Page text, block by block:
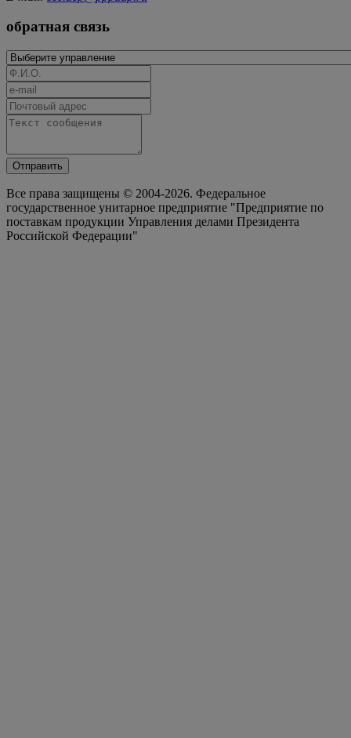
обратная связь
Отправить
Все права защищены © 2004-2026. Федеральное
государственное унитарное предприятие "Предприятие по
поставкам продукции Управления делами Президента
Российской Федерации"